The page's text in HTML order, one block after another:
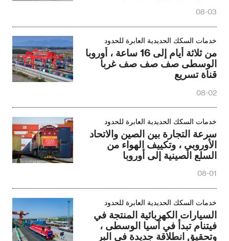
08-03
خدمات السكك الحديدية العابرة للحدود
من ثلاثة أيام إلى 16 ساعة ، أوروبا
الوسطى صف صف صف غربا
قناة تسريع
08-02
خدمات السكك الحديدية العابرة للحدود
سرعة التجارة بين الصين والاتحاد
الأوروبي ، وتكييف الهواء من
السلع الصينية إلى أوروبا
08-01
خدمات السكك الحديدية العابرة للحدود
السيارات الكهربائية المنتجة في
فيتنام تبدأ في آسيا الوسطى ،
وتحقيق انطلاقة جديدة في البر